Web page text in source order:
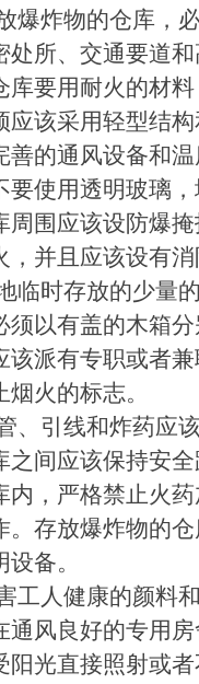
爆炸物的仓库，必
处所、交通要道
库要用耐火的材
应该采用轻型结
善的通风设备和
要使用透明玻璃
周围应该设防爆
并且应该设有消
临时存放的少量
须以有盖的木箱
该派有专职或者
火的标志。
、引线和炸药应
之间应该保持安
内，严格禁止火
。存放爆炸物的
备。
工人健康的颜料
通风良好的专用
阳光直接照射或